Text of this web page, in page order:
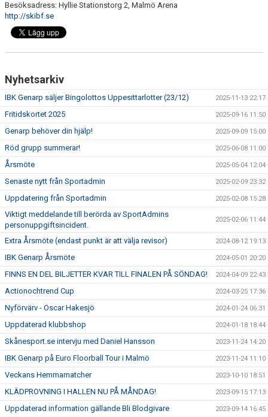
Besöksadress: Hyllie Stationstorg 2, Malmö Arena
http://skibf.se
Nyhetsarkiv
IBK Genarp säljer Bingolottos Uppesittarlotter (23/12) 2025-11-13 22:17
Fritidskortet 2025 2025-09-16 11:50
Genarp behöver din hjälp! 2025-09-09 15:00
Röd grupp summerar! 2025-06-08 11:00
Årsmöte 2025-05-04 12:04
Senaste nytt från Sportadmin 2025-02-09 23:32
Uppdatering från Sportadmin 2025-02-08 15:28
Viktigt meddelande till berörda av SportAdmins
personuppgiftsincident.
2025-02-06 11:44
Extra Årsmöte (endast punkt är att välja revisor) 2024-08-12 19:13
IBK Genarp Årsmöte 2024-05-01 20:20
FINNS EN DEL BILJETTER KVAR TILL FINALEN PÅ SÖNDAG! 2024-04-09 22:43
Actionochtrend Cup 2024-03-25 17:36
Nyförvärv - Oscar Hakesjö 2024-01-24 06:31
Uppdaterad klubbshop 2024-01-18 18:44
Skånesport.se intervju med Daniel Hansson 2023-11-24 14:20
IBK Genarp på Euro Floorball Tour i Malmö 2023-11-24 11:10
Veckans Hemmamatcher 2023-10-10 18:51
KLÄDPROVNING I HALLEN NU PÅ MÅNDAG! 2023-09-15 17:13
Uppdaterad information gällande Bli Blodgivare 2023-09-14 16:45